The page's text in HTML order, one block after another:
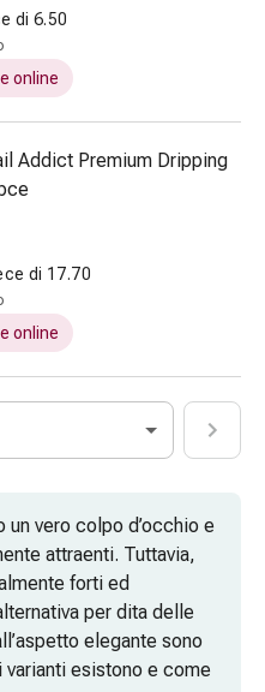
di 6.50
online
Addict Premium Dripping
di 17.70
online
vero colpo d’occhio e
attraenti. Tuttavia,
forti ed
per dita delle
elegante sono
varianti esistono e come